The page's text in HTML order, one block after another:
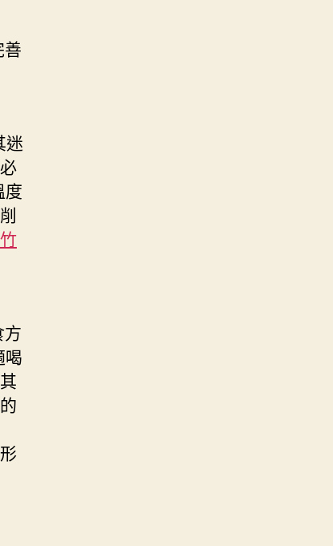
迷
度
喝